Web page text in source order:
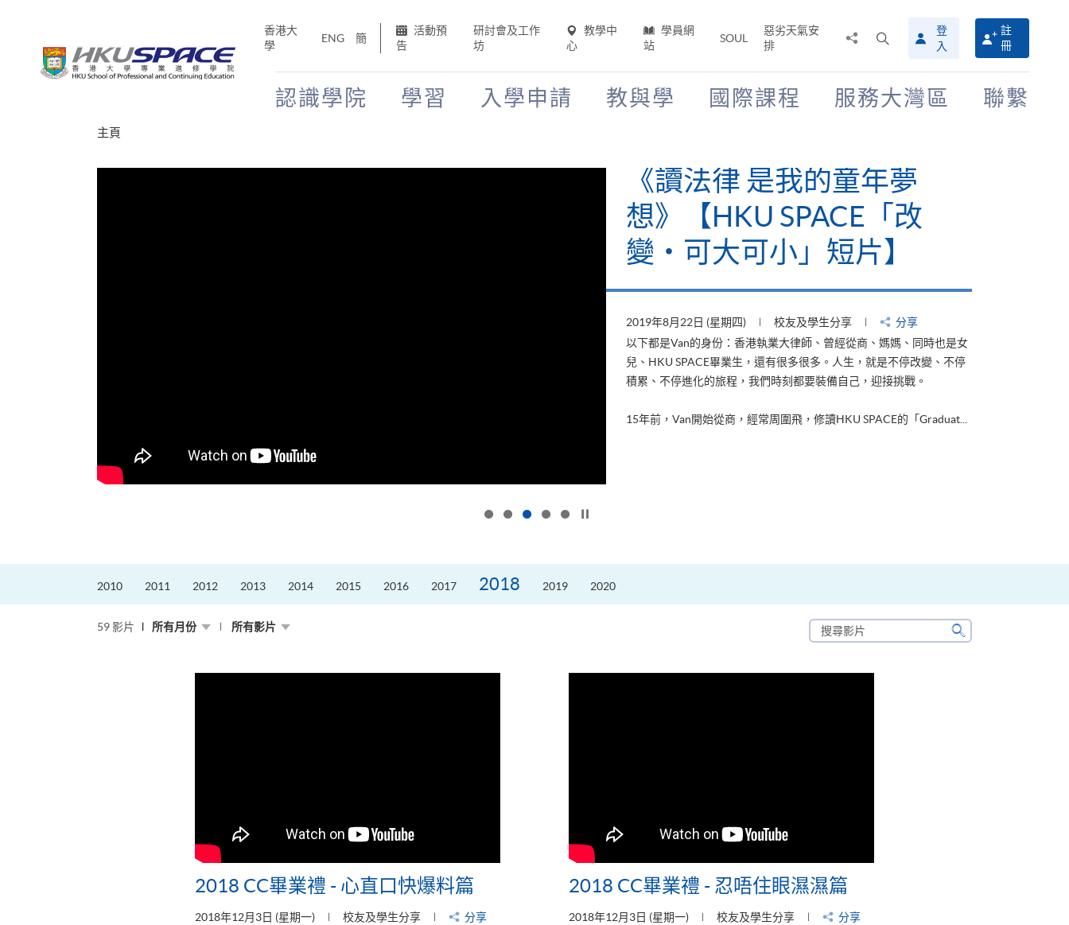
香港大
學
ENG 簡
活動預
告
研討會及工作
坊
教學中
心
學員網
站
SOUL
惡劣天氣安
排
搜
尋
介
登
入
註
冊
認識學院 學習 入學申請 教與學 國際課程 服務大灣區 聯繫
主頁
《讀法律 是我的童年夢
想》【HKU SPACE「改
變‧可大可小」短片】
2019年8月22日 (星期四) 校友及學生分享
分享
以下都是Van的身份：香港執業大律師、曾經從商、媽媽、同時也是女
兒、HKU SPACE畢業生，還有很多很多。人生，就是不停改變、不停
積累、不停進化的旅程，我們時刻都要裝備自己，迎接挑戰。
15年前，Van開始從商，經常周圍飛，修讀HKU SPACE的「Graduat...
2010 2011 2012 2013 2014 2015 2016 2017 2018 2019 2020
59 影片 所有月份 所有影片
搜
尋
片
搜
2018 CC畢業禮 - 心直口快爆料篇
2018年12月3日 (星期一) 校友及學生分享 分享
2018 CC畢業禮 - 忍唔住眼濕濕篇
2018年12月3日 (星期一) 校友及學生分享 分享